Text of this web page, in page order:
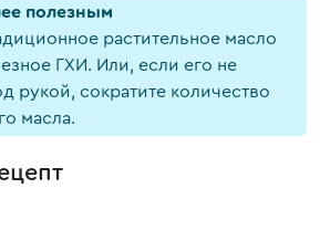
полезным
растительное масло
ГХИ. Или, если его не
рукой, сократите количество
масла.